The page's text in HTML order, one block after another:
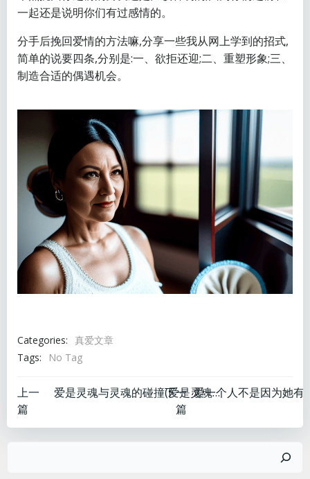
一起还是说明你们有过感情的。
分手后挽回爱情的方法嘛,分享一些我从网上学到的招式,
简单的说要四条,分别是:一、欲拒还迎;二、重塑形象;三、
制造合适的偶遇机会。
Categories: 真爱文章
Tags:
No Tag
文
章
上一
篇
爱是灵魂与灵魂的碰撞(爱是灵魂的美_)
文
章
下一
篇